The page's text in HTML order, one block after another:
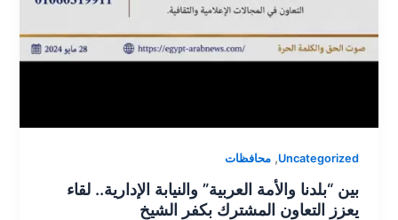
Uncategorized
,محافظات
بين “بلدنا والأمة العربية” والنيابة الإدارية.. لقاء
يعزز التعاون المشترك بكفر الشيخ